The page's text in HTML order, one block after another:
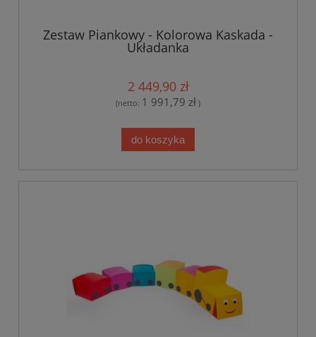
Zestaw Piankowy - Kolorowa Kaskada -
Układanka
2 449,90 zł
(netto: 1 991,79 zł )
do koszyka